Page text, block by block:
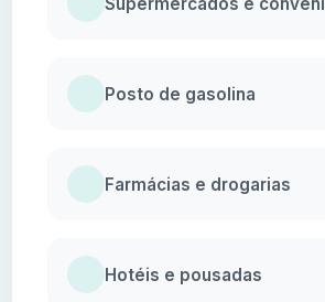
Posto de gasolina
Farmácias e drogarias
Hotéis e pousadas